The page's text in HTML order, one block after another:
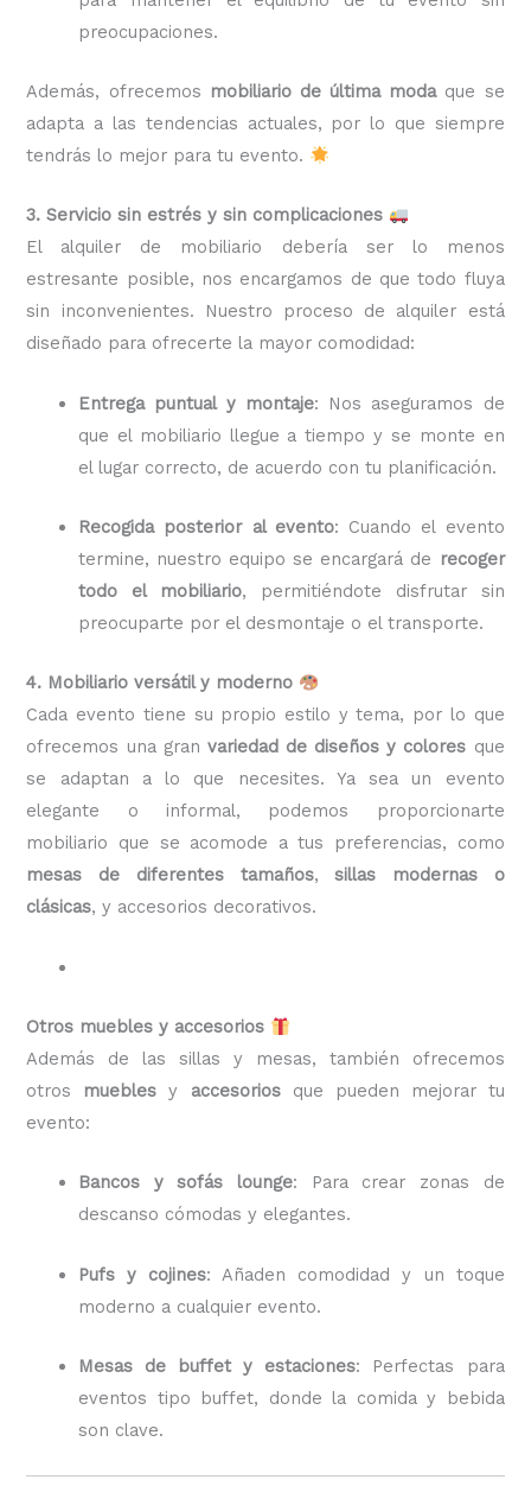
preocupaciones.
Además, ofrecemos mobiliario de última modaque se
adapta a las tendencias actuales, por lo que siempre
tendrás lo mejor para tu evento.
3. Servicio sin estrés y sin complicaciones
El alquiler de mobiliario debería ser lo menos
estresante posible, nos encargamos de que todo fluya
sin inconvenientes. Nuestro proceso de alquiler está
diseñado para ofrecerte la mayor comodidad:
Entrega puntual y montaje: Nos aseguramos de
que el mobiliario llegue a tiempo y se monte en
el lugar correcto, de acuerdo con tu planificación.
Recogida posterior al evento: Cuando el evento
termine, nuestro equipo se encargará de recoger
todo el mobiliario, permitiéndote disfrutar sin
preocuparte por el desmontaje o el transporte.
4. Mobiliario versátil y moderno
Cada evento tiene su propio estilo y tema, por lo que
ofrecemos una gran variedad de diseños y colores que
se adaptan a lo que necesites. Ya sea un evento
elegante o informal, podemos proporcionarte
mobiliario que se acomode a tus preferencias, como
mesas de diferentes tamaños,sillas modernas o
clásicas, y accesorios decorativos.
Otros muebles y accesorios
Además de las sillas y mesas, también ofrecemos
otros muebles y accesoriosque pueden mejorar tu
evento:
Bancos y sofás lounge: Para crear zonas de
descanso cómodas y elegantes.
Pufs y cojines: Añaden comodidad y un toque
moderno a cualquier evento.
Mesas de buffet y estaciones: Perfectas para
eventos tipo buffet, donde la comida y bebida
son clave.